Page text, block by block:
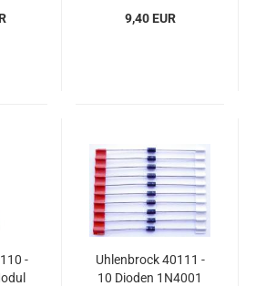
9,40 EUR
-
Uhlenbrock 40111 -
10 Dioden 1N4001